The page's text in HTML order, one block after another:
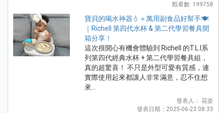
觀看數: 199758
寶貝的喝水神器💧＋萬用副食品好幫手🍽️
｜Richell 第四代水杯 & 第二代學習餐具開
箱分享！
這次很開心有機會體驗到 Richell 的T.L.I系
列第四代經典水杯 + 第二代學習餐具組，
真的超驚喜！ 不只是外型可愛有質感，連
實際使用起來都讓人非常滿意，忍不住想
來...
發表人： 花姿
發表日期：2025-06-23 08:33